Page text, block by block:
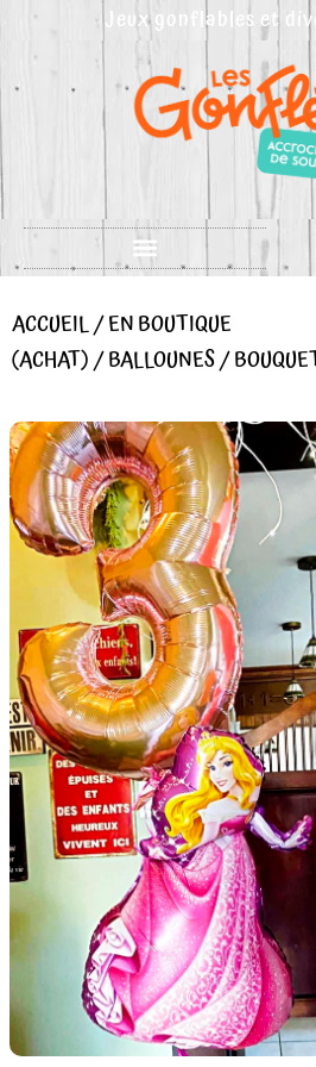
contenu
Jeux gonflables et
ACCUEIL/EN BOUTIQUE
(ACHAT)/BALLOUNES/